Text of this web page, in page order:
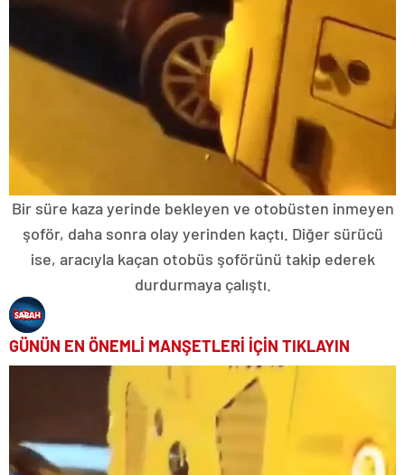
Bir süre kaza yerinde bekleyen ve otobüsten inmeyen
şoför, daha sonra olay yerinden kaçtı. Diğer sürücü
ise, aracıyla kaçan otobüs şoförünü takip ederek
durdurmaya çalıştı.
GÜNÜN EN ÖNEMLİ MANŞETLERİ İÇİN TIKLAYIN